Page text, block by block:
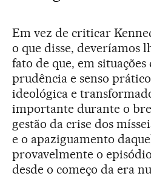
Em vez de criticar
o que disse, deveríamos
fato de que, em
prudência e senso
ideológica e
importante durante o
gestão da crise dos
e o apaziguamento
provavelmente o
desde o começo da era